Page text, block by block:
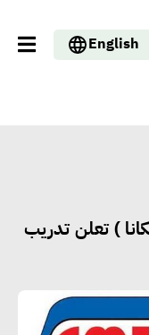
English
) تعلن تدريب